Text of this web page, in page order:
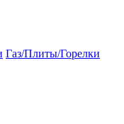
Газ/Плиты/Горелки